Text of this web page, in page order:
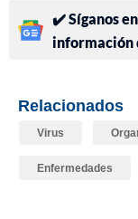
✔️ Síganos
información
Relacionados
Virus
Enfermedades